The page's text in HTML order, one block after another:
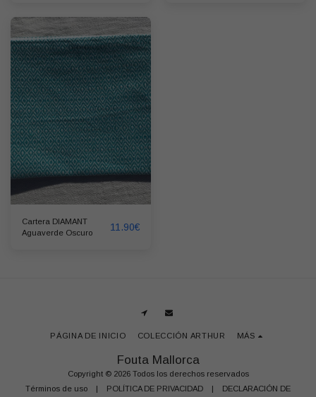
Cartera DIAMANT
Aguaverde Oscuro
11.90€
Fouta Mallorca
Copyright © 2026 Todos los derechos reservados
Términos de uso | POLÍTICA DE PRIVACIDAD | DECLARACIÓN DE
PÁGINA DE INICIO COLECCIÓN ARTHUR MÁS